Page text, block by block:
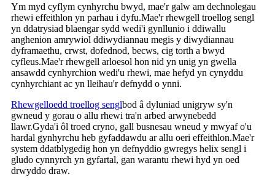
Ym myd cyflym cynhyrchu bwyd, mae'r galw am dechnolegau
rhewi effeithlon yn parhau i dyfu.Mae'r rhewgell troellog sengl
yn ddatrysiad blaengar sydd wedi'i gynllunio i ddiwallu
anghenion amrywiol ddiwydiannau megis y diwydiannau
dyframaethu, crwst, dofednod, becws, cig torth a bwyd
cyfleus.Mae'r rhewgell arloesol hon nid yn unig yn gwella
ansawdd cynhyrchion wedi'u rhewi, mae hefyd yn cynyddu
cynhyrchiant ac yn lleihau'r defnydd o ynni.
Rhewgelloedd troellog senglbod â dyluniad unigryw sy'n
gwneud y gorau o allu rhewi tra'n arbed arwynebedd
llawr.Gyda'i ôl troed cryno, gall busnesau wneud y mwyaf o'u
hardal gynhyrchu heb gyfaddawdu ar allu oeri effeithlon.Mae'r
system ddatblygedig hon yn defnyddio gwregys helix sengl i
gludo cynnyrch yn gyfartal, gan warantu rhewi hyd yn oed
drwyddo draw.